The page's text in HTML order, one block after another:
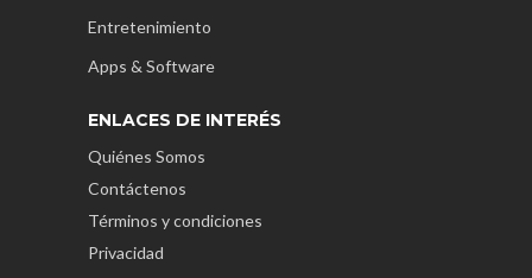
Entretenimiento
Apps & Software
ENLACES DE INTERÉS
Quiénes Somos
Contáctenos
Términos y condiciones
Privacidad